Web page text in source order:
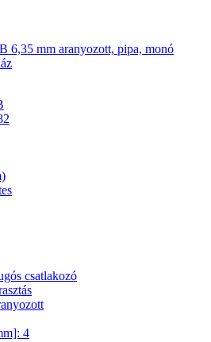
mm aranyozott, pipa, monó
csatlakozó
4